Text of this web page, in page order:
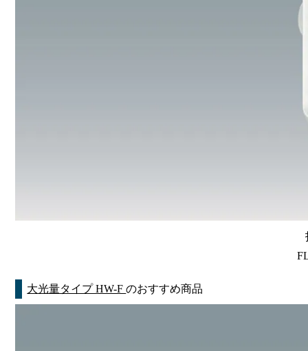
大光量タイプ HW-Fのおすすめ商品